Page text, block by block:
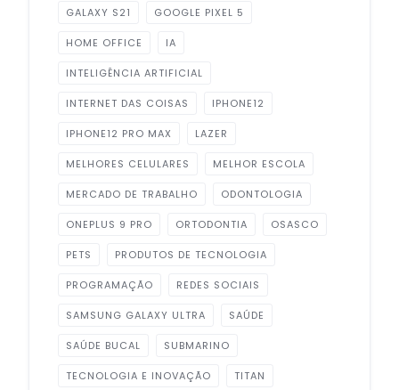
GALAXY S21 GOOGLE PIXEL 5
HOME OFFICE IA
INTELIGÊNCIA ARTIFICIAL
INTERNET DAS COISAS IPHONE12
IPHONE12 PRO MAX LAZER
MELHORES CELULARES MELHOR ESCOLA
MERCADO DE TRABALHO ODONTOLOGIA
ONEPLUS 9 PRO ORTODONTIA OSASCO
PETS PRODUTOS DE TECNOLOGIA
PROGRAMAÇÃO REDES SOCIAIS
SAMSUNG GALAXY ULTRA SAÚDE
SAÚDE BUCAL SUBMARINO
TECNOLOGIA E INOVAÇÃO TITAN